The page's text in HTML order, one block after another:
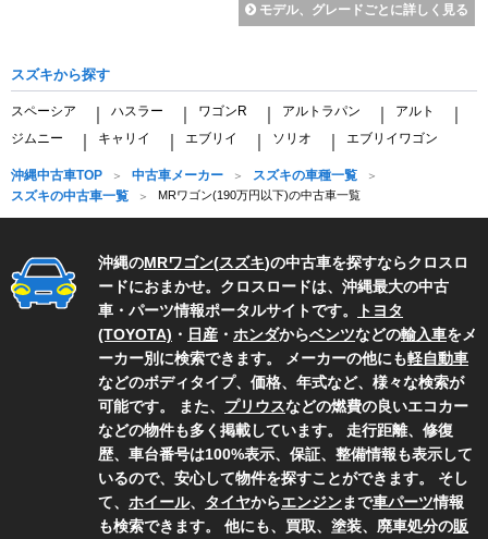
モデル、グレードごとに詳しく見る
スズキから探す
スペーシア ハスラー ワゴンR アルトラパン アルト
ジムニー キャリイ エブリイ ソリオ エブリイワゴン
沖縄中古車TOP 中古車メーカー
スズキの車種一覧
スズキの中古車一覧
MRワゴン(190万円以下)の中古車一覧
沖縄のMRワゴン(スズキ)の中古車を探すならクロスロ
ードにおまかせ。クロスロードは、沖縄最大の中古
車・パーツ情報ポータルサイトです。
トヨタ
(TOYOTA) ・ 日産 ・ ホンダからベンツなどの輸入車をメ
ーカー別に検索できます。 メーカーの他にも軽自動車
などのボディタイプ、価格、年式など、様々な検索が
可能です。 また、 プリウスなどの燃費の良いエコカー
などの物件も多く掲載しています。 走行距離、修復
歴、車台番号は100%表示、保証、整備情報も表示して
いるので、安心して物件を探すことができます。 そし
て、 ホイール、 タイヤからエンジンまで車パーツ情報
も検索できます。 他にも、買取、塗装、廃車処分の販